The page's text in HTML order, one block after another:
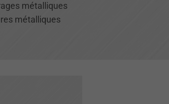
métalliques
métalliques